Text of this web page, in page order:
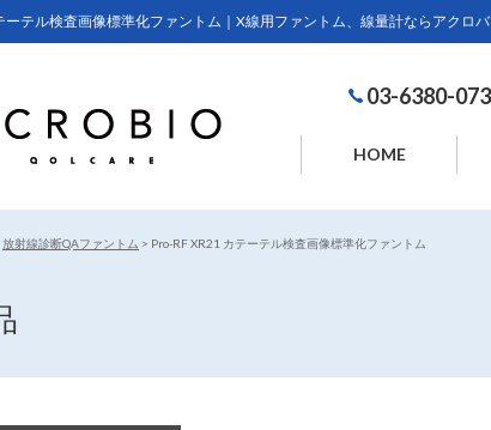
ーテル検査画像標準化ファントム｜X線用ファントム、線量計ならアクロ
03-6380-
HOME
放射線診断QAファントム > Pro-RF XR21 カテーテル検査画像標準化ファントム